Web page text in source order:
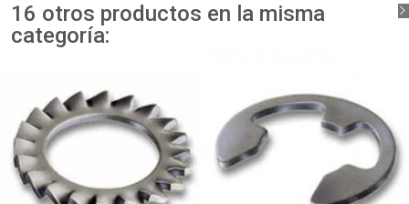
16 otros productos en la misma
categoría: